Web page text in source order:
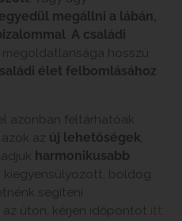
megállni a lábán,
A családi
megoldatlansága hosszú
élet felbomlásához
azonban feltárhatóak
az új lehetőségek
harmonikusabb
kiegyensúlyozott, boldog
segíteni
az úton, kérjen időpontot itt